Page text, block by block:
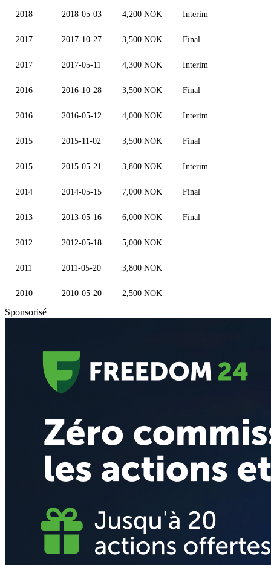
2018 2018-05-03 4,200 NOK Interim
2017 2017-10-27 3,500 NOK Final
2017 2017-05-11 4,300 NOK Interim
2016 2016-10-28 3,500 NOK Final
2016 2016-05-12 4,000 NOK Interim
2015 2015-11-02 3,500 NOK Final
2015 2015-05-21 3,800 NOK Interim
2014 2014-05-15 7,000 NOK Final
2013 2013-05-16 6,000 NOK Final
2012 2012-05-18 5,000 NOK
2011 2011-05-20 3,800 NOK
2010 2010-05-20 2,500 NOK
Sponsorisé